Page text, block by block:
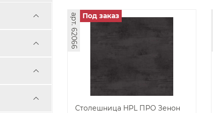
Столешница HPL ПРО Зенон
арт. 62066 Под заказ